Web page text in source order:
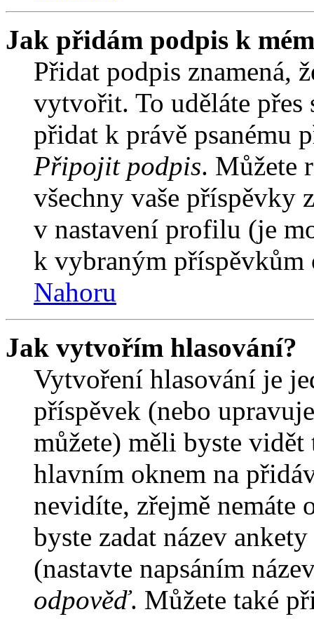
Jak přidám podpis k
Přidat podpis znamená,
vytvořit. To uděláte
přidat k právě psanému
Připojit podpis. Můžete
všechny vaše příspěvky
v nastavení profilu (je
k vybraným příspěvkům
Nahoru
Jak vytvořím hlasování?
Vytvoření hlasování je
příspěvek (nebo
můžete) měli byste
hlavním oknem na
nevidíte, zřejmě
byste zadat název
(nastavte napsáním
odpověď. Můžete také